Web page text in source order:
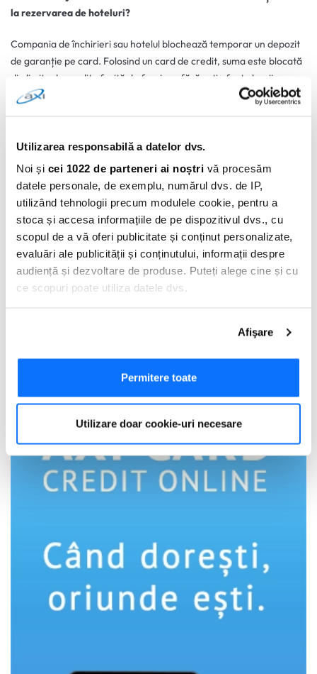
Utilizarea responsabilă a datelor dvs.
Noi și cei 1022 de parteneri ai noștri vă procesăm
datele personale, de exemplu, numărul dvs. de IP,
utilizând tehnologii precum modulele cookie, pentru a
stoca și accesa informațiile de pe dispozitivul dvs., cu
scopul de a vă oferi publicitate și conținut personalizate,
evaluări ale publicității și conținutului, informații despre
audiență și dezvoltare de produse. Puteți alege cine și cu
ce scopuri poate utiliza datele dvs.
Să colectăm informațiile cu privire la locația dvs.
geografică cu o exactitate de până la câțiva metri
Să vă identificăm dispozitivul scanândul-l în mod
dvs. personale și configurați-vă preferințele la
cu detalii. Vă puteți modifica sau retrage oricând acordul
din Declarația despre modulele cookie.
Folosind site-ul fără a modifica setările referitoare la
cookie-uri înseamnă că sunteti de acord cu folosirea
Află mai multe aici
Afişare
Permitere toate
Utilizare doar cookie-uri necesare
la rezervarea de hoteluri?
Compania de închirieri sau hotelul blochează temporar un depozit
de garanție pe card. Folosind un card de credit, suma este blocată
din limita de credit oferită de furnizor, fără a-ți afecta banii
personali lichizi de pe cardul de debit.